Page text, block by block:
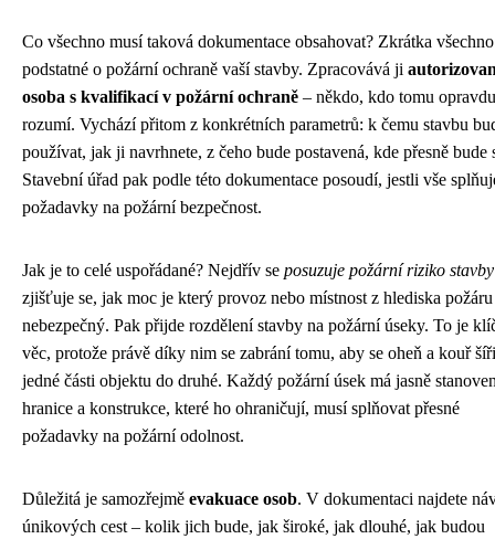
Co všechno musí taková dokumentace obsahovat? Zkrátka všechno
podstatné o požární ochraně vaší stavby. Zpracovává ji
osoba s kvalifikací v požární ochraně – někdo, kdo tomu opravdu
rozumí. Vychází přitom z konkrétních parametrů: k čemu stavbu
používat, jak ji navrhnete, z čeho bude postavená, kde přesně bude
Stavební úřad pak podle této dokumentace posoudí, jestli vše
požadavky na požární bezpečnost.
Jak je to celé uspořádané? Nejdřív se posuzuje požární riziko stavby
zjišťuje se, jak moc je který provoz nebo místnost z hlediska požáru
nebezpečný. Pak přijde rozdělení stavby na požární úseky. To je
věc, protože právě díky nim se zabrání tomu, aby se oheň a kouř
jedné části objektu do druhé. Každý požární úsek má jasně
hranice a konstrukce, které ho ohraničují, musí splňovat přesné
požadavky na požární odolnost.
Důležitá je samozřejmě evakuace osob. V dokumentaci najdete
únikových cest – kolik jich bude, jak široké, jak dlouhé, jak budou